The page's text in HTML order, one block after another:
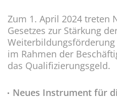
Zum 1. April 2024 treten
Gesetzes zur Stärkung
im Rahmen der
das Qualifizierungsgeld.
Neues Instrument für